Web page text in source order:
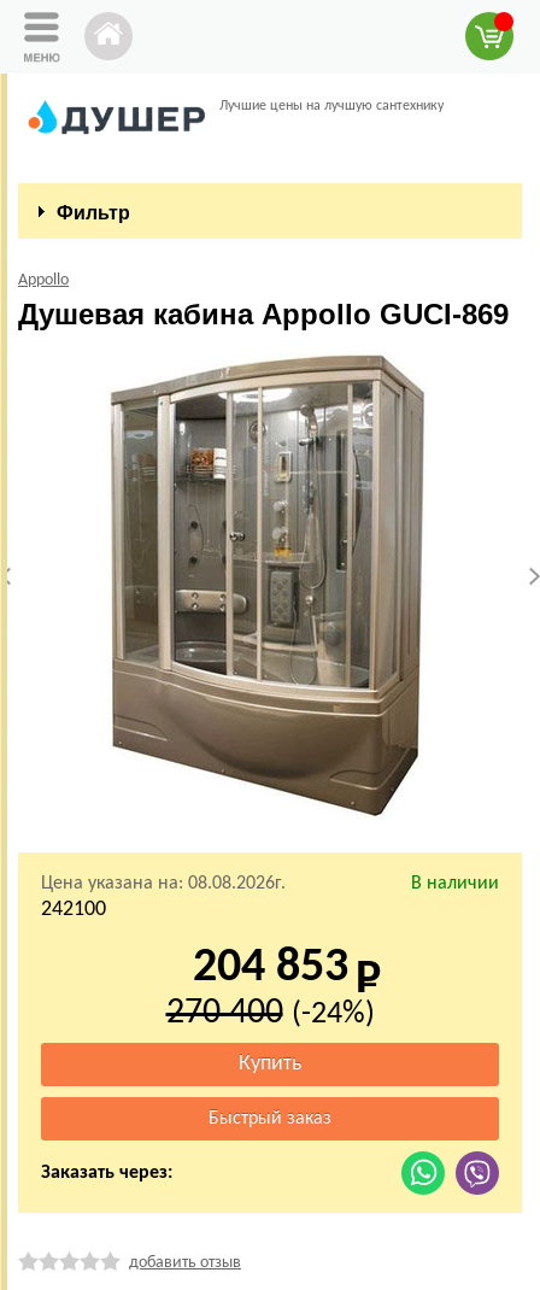
Лучшие цены на лучшую сантехнику
Фильтр
Appollo
Душевая кабина Appollo GUCI-869
Цена указана на: 08.08.2026г. В наличии
242100
204 853
270 400 (-24%)
Заказать через:
добавить отзыв